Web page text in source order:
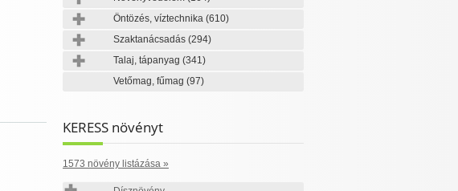
Öntözés, víztechnika (610)
Szaktanácsadás (294)
Talaj, tápanyag (341)
Vetőmag, fűmag (97)
KERESS növényt
1573 növény listázása »